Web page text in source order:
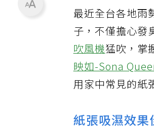
最近全台各地雨
子，不僅擔心發
吹風機猛吹，掌
映如-Sona
用家中常見的紙
紙張吸濕效果